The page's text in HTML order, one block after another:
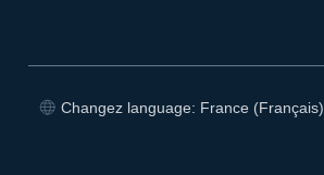
Changez language: France (Français)